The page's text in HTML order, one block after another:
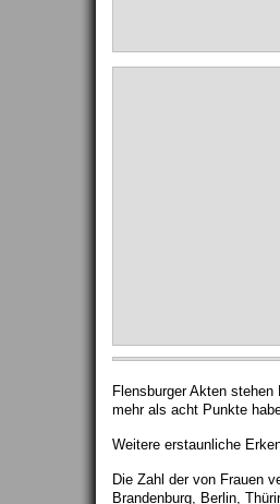
Flensburger Akten
mehr als acht Punkte
Weitere erstaunliche
Die Zahl der von Frauen
Brandenburg, Berlin,